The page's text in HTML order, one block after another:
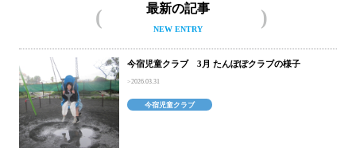
最新の記事
NEW ENTRY
今宿児童クラブ 3月 たんぽぽクラブの様子
2026.03.31
今宿児童クラブ